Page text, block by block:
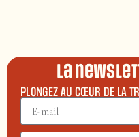
La
PLONGEZ AU CŒUR DE LA